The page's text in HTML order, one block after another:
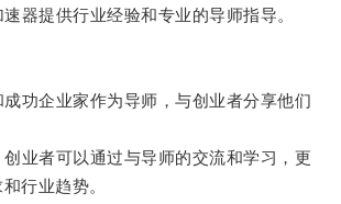
提供行业经验和专业的导师指导。
企业家作为导师，与创业者分享他们
者可以通过与导师的交流和学习，更
行业趋势。